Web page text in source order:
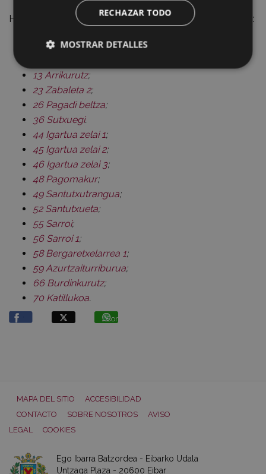
He aquí la relación de los mojones que se han arreglado:
13 Arrikurutz;
23 Zabaleta 2;
26 Pagadi beltza;
36 Sutxuegi.
44 Igartua zelai 1;
45 Igartua zelai 2;
46 Igartua zelai 3;
48 Pagomakur;
49 Santutxutrangua;
52 Santutxueta;
55 Sarroi;
56 Sarroi 1;
58 Bergaretxelarrea 1;
59Azurtzaiturriburua;
66 Burdinkurutz;
70 Katillukoa.
Compartir
MAPA DEL SITIO
ACCESIBILIDAD
CONTACTO
SOBRE NOSOTROS
AVISO
LEGAL
COOKIES
Ego Ibarra Batzordea - Eibarko Udala
Untzaga Plaza - 20600 Eibar
RECHAZAR TODO
MOSTRAR DETALLES